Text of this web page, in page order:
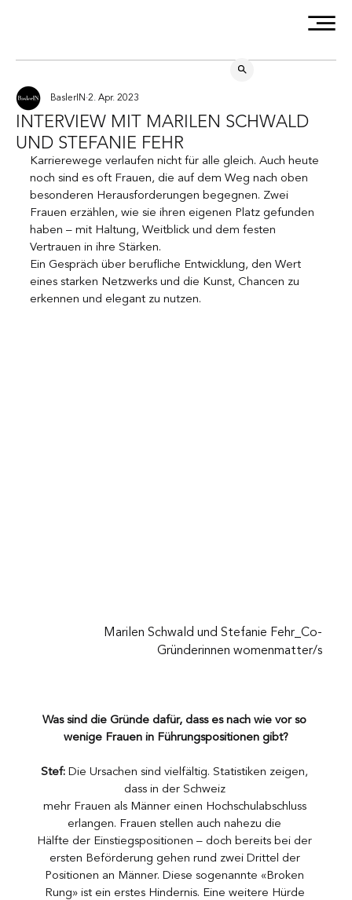
INTERVIEW MIT MARILEN SCHWALD
UND STEFANIE FEHR
BaslerIN 2. Apr. 2023
Karrierewege verlaufen nicht für alle gleich. Auch heute
noch sind es oft Frauen, die auf dem Weg nach oben
besonderen Herausforderungen begegnen. Zwei
Frauen erzählen, wie sie ihren eigenen Platz gefunden
haben – mit Haltung, Weitblick und dem festen
Vertrauen in ihre Stärken.
Ein Gespräch über berufliche Entwicklung, den Wert
eines starken Netzwerks und die Kunst, Chancen zu
erkennen und elegant zu nutzen.
Marilen Schwald und Stefanie Fehr_Co-
Gründerinnen womenmatter/s
Was sind die Gründe dafür, dass es nach wie vor so
wenige Frauen in Führungspositionen gibt?
Stef: Die Ursachen sind vielfältig. Statistiken zeigen,
dass in der Schweiz
mehr Frauen als Männer einen Hochschulabschluss
erlangen. Frauen stellen auch nahezu die
Hälfte der Einstiegspositionen – doch bereits bei der
ersten Beförderung gehen rund zwei Drittel der
Positionen an Männer. Diese sogenannte «Broken
Rung» ist ein erstes Hindernis. Eine weitere Hürde